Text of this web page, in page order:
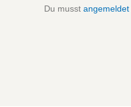
Du musst angemeldet